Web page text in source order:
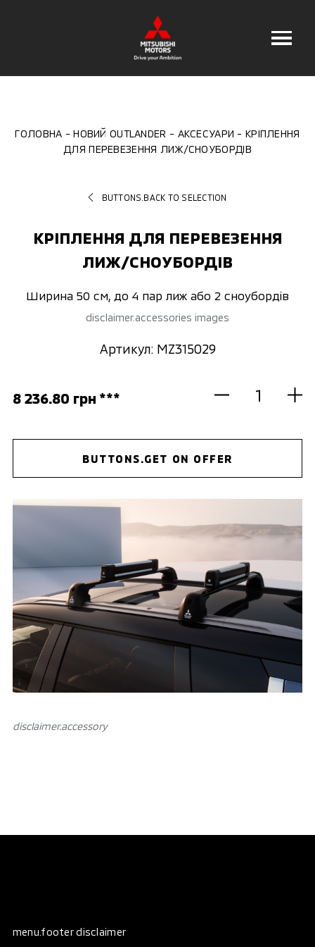
ГОЛОВНА НОВИЙ OUTLANDER АКСЕСУАРИ
КРІПЛЕННЯ
ДЛЯ ПЕРЕВЕЗЕННЯ ЛИЖ/СНОУБОРДІВ
BUTTONS.BACK TO SELECTION
КРІПЛЕННЯ ДЛЯ ПЕРЕВЕЗЕННЯ
ЛИЖ/СНОУБОРДІВ
Ширина 50 см, до 4 пар лиж або 2 сноубордів
disclaimer.accessories images
Артикул: MZ315029
8 236.80 грн ***
BUTTONS.GET ON OFFER
disclaimer.аccessory
menu.footer disclaimer